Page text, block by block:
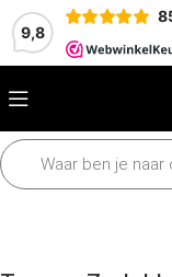
9,8
Home Framedelen